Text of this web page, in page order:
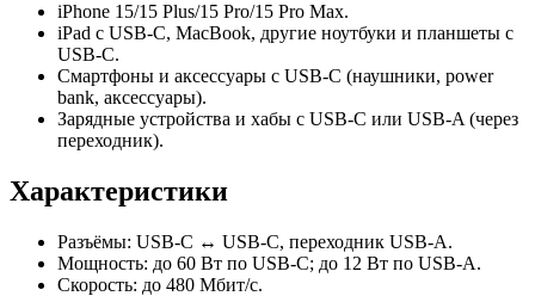
iPhone 15/15 Plus/15 Pro/15 Pro Max.
iPad с USB‑C, MacBook, другие ноутбуки и планшеты с
USB‑C.
Смартфоны и аксессуары с USB‑C (наушники, power
bank, аксессуары).
Зарядные устройства и хабы с USB‑C или USB‑A (через
переходник).
Характеристики
Разъёмы: USB‑C ↔ USB‑C, переходник USB‑A.
Мощность: до 60 Вт по USB‑C; до 12 Вт по USB‑A.
Скорость: до 480 Мбит/с.